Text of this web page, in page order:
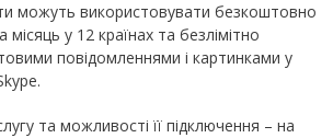
можуть використовувати безкоштовно
у 12 країнах та безлімітно
повідомленнями і картинками у
та можливості її підключення – на